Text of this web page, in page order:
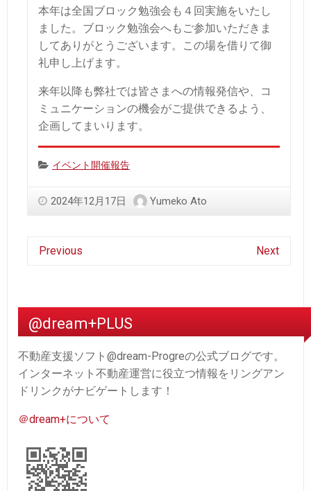
本年は全国ブロック勉強会も４回実施をいたし
ました。ブロック勉強会へもご参加いただきま
してありがとうございます。この場を借りて御
礼申し上げます。
来年以降も弊社では皆さまへの情報発信や、コ
ミュニケーションの機会がご提供できるよう、
企画してまいります。
Categories:
イベント開催報告
2024年12月17日 Yumeko Ato
Previous Next
@dream+PLUS
不動産支援ソフト@dream-Progreの公式ブログです。
インターネット不動産運営に役立つ情報をリングアン
ドリンクがナビゲートします！
＠dream+について